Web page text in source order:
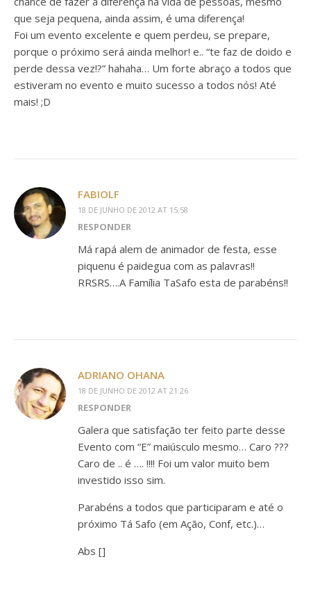
que seja pequena, ainda assim, é uma diferença!
Foi um evento excelente e quem perdeu, se prepare,
porque o próximo será ainda melhor! e.. “te faz de doido e
perde dessa vez!?” hahaha… Um forte abraço a todos que
estiveram no evento e muito sucesso a todos nós! Até
mais! ;D
FABIOLF
18 DE JUNHO DE 2012 AT 15:58
RESPONDER
Má rapá alem de animador de festa, esse
piquenu é paidegua com as palavras!!
RRSRS….A Família TaSafo esta de parabéns!!
ADRIANO OHANA
18 DE JUNHO DE 2012 AT 21:26
RESPONDER
Galera que satisfação ter feito parte desse
Evento com “E” maiúsculo mesmo… Caro ???
Caro de .. é …. !!!! Foi um valor muito bem
investido isso sim.
Parabéns a todos que participaram e até o
próximo Tá Safo (em Ação, Conf, etc.)…
Abs []